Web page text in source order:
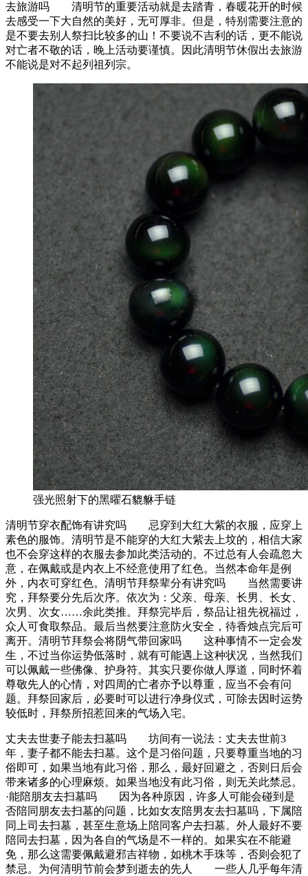
去旅游吗 清明节的重要活动就是去踏青，春暖花开的时候
去感受一下大自然的美好，无可厚非。但是，特别需要注意的
是不要去别人祭扫比较多的山！不要说不吉利的话，更不能说
对亡者不敬的话，晚上活动要谨慎。因此清明节休假出去旅游
不能说是对不起列祖列宗。
强光照射下的黑曜石貔貅手链
清明节穿衣配饰有讲究吗 忌穿到大红大紫的衣服，应穿上
素色的服饰。清明节是不能穿的大红大紫去上坟的，相信大家
也不会穿这样的衣服去参加此类活动的。不过总有人会疏忽大
意，在佩戴或是内衣上不经意使用了红色。当然本命年是例
外，内衣可穿红色。清明节拜祭辈分有讲究吗 当然需要讲
究，拜祭要分先后次序。依次为：父亲、母亲、长男、长女、
次男、次女……余此类推。拜祭完毕后，祭品让祖先祝福过，
众人可食取祭品。最后当然要注意防火安全，待香烛点完后可
离开。清明节拜祭会将阴气带回家吗 这种事情不一定会发
生，不过当你运势低落时，就有可能遇上这种状况，当然我们
可以佩戴一些佛像、护身符。其实只要你做人厚道，同时怀着
尊敬先人的心情，对四周的亡者亦予以尊重，应当不会有问
题。拜祭回家后，必要时可以进行净身仪式，可除去因时运势
较低时，拜祭所招惹回来的气场入宅。
丈夫去世妻子能去扫墓吗 坊间有一说法：丈夫去世前3
年，妻子都不能去扫墓。这个是习俗问题，只要尊重当地的习
俗即可，如果当地有此习俗，那么，最好回避之，否则日后会
带来诸多的心理麻烦。如果当地没有此习俗，则无关此禁忌。
·能陪朋友去扫墓吗 因为各种原因，许多人可能会碰到是
否陪同朋友去扫墓的问题，比如女友陪男友去扫墓吗，下属陪
同上司去扫墓，甚至生意场上陪同客户去扫墓。外人最好不要
陪同去扫墓，因为各自的气场是不一样的。如果实在不能避
免，那么这需要佩戴避邪吉祥物，如桃木手珠等，否则会犯了
禁忌。为何清明节前会梦到逝去的先人 一些人几乎每年清